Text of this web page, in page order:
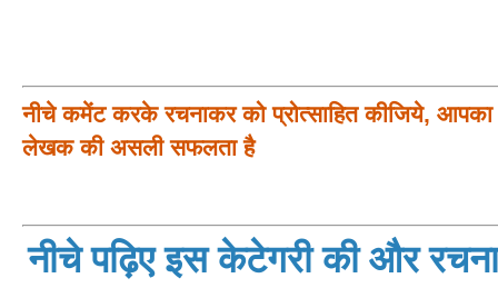
नीचे कमेंट करके रचनाकर को प्रोत्साहित कीजिये, आपका
लेखक की असली सफलता है
नीचे पढ़िए इस केटेगरी की और